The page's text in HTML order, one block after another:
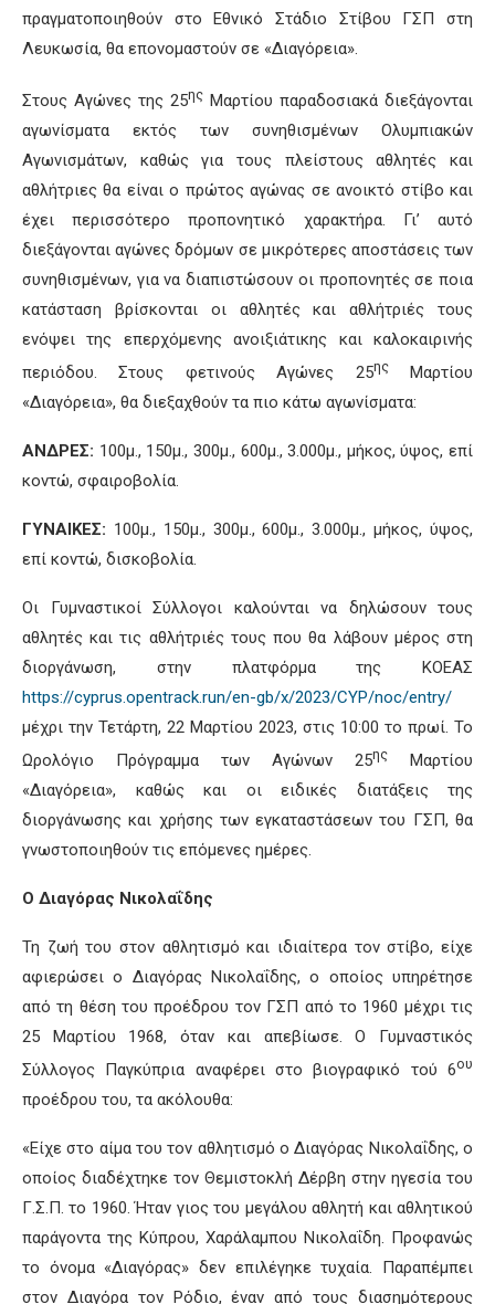
πραγματοποιηθούν στο Εθνικό Στάδιο Στίβου ΓΣΠ στη
Λευκωσία, θα επονομαστούν σε «Διαγόρεια».
Στους Αγώνες της 25ης Μαρτίου παραδοσιακά διεξάγονται
αγωνίσματα εκτός των συνηθισμένων Ολυμπιακών
Αγωνισμάτων, καθώς για τους πλείστους αθλητές και
αθλήτριες θα είναι ο πρώτος αγώνας σε ανοικτό στίβο και
έχει περισσότερο προπονητικό χαρακτήρα. Γι’ αυτό
διεξάγονται αγώνες δρόμων σε μικρότερες αποστάσεις των
συνηθισμένων, για να διαπιστώσουν οι προπονητές σε ποια
κατάσταση βρίσκονται οι αθλητές και αθλήτριές τους
ενόψει της επερχόμενης ανοιξιάτικης και καλοκαιρινής
περιόδου. Στους φετινούς Αγώνες 25ηςΜαρτίου
«Διαγόρεια», θα διεξαχθούν τα πιο κάτω αγωνίσματα:
ΑΝΔΡΕΣ: 100μ., 150μ., 300μ., 600μ., 3.000μ., μήκος, ύψος, επί
κοντώ, σφαιροβολία.
ΓΥΝΑΙΚΕΣ: 100μ., 150μ., 300μ., 600μ., 3.000μ., μήκος, ύψος,
επί κοντώ, δισκοβολία.
Οι Γυμναστικοί Σύλλογοι καλούνται να δηλώσουν τους
αθλητές και τις αθλήτριές τους που θα λάβουν μέρος στη
διοργάνωση, στην πλατφόρμα της ΚΟΕΑΣ
https://cyprus.opentrack.run/en-gb/x/2023/CYP/noc/entry/
μέχρι την Τετάρτη, 22 Μαρτίου 2023, στις 10:00 το πρωί. Το
Ωρολόγιο Πρόγραμμα των Αγώνων 25ης Μαρτίου
«Διαγόρεια», καθώς και οι ειδικές διατάξεις της
διοργάνωσης και χρήσης των εγκαταστάσεων του ΓΣΠ, θα
γνωστοποιηθούν τις επόμενες ημέρες.
Ο Διαγόρας Νικολαΐδης
Τη ζωή του στον αθλητισμό και ιδιαίτερα τον στίβο, είχε
αφιερώσει ο Διαγόρας Νικολαΐδης, ο οποίος υπηρέτησε
από τη θέση του προέδρου τον ΓΣΠ από το 1960 μέχρι τις
25 Μαρτίου 1968, όταν και απεβίωσε. Ο Γυμναστικός
Σύλλογος Παγκύπρια αναφέρει στο βιογραφικό τού 6ου
προέδρου του, τα ακόλουθα:
«Είχε στο αίμα του τον αθλητισμό ο Διαγόρας Νικολαΐδης, ο
οποίος διαδέχτηκε τον Θεμιστοκλή Δέρβη στην ηγεσία του
Γ.Σ.Π. το 1960. Ήταν γιος του μεγάλου αθλητή και αθλητικού
παράγοντα της Κύπρου, Χαράλαμπου Νικολαΐδη. Προφανώς
το όνομα «Διαγόρας» δεν επιλέγηκε τυχαία. Παραπέμπει
στον Διαγόρα τον Ρόδιο, έναν από τους διασημότερους